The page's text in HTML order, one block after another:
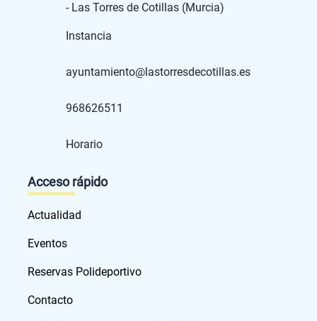
- Las Torres de Cotillas (Murcia)
Instancia
ayuntamiento@lastorresdecotillas.es
968626511
Horario
Acceso rápido
Actualidad
Eventos
Reservas Polideportivo
Contacto